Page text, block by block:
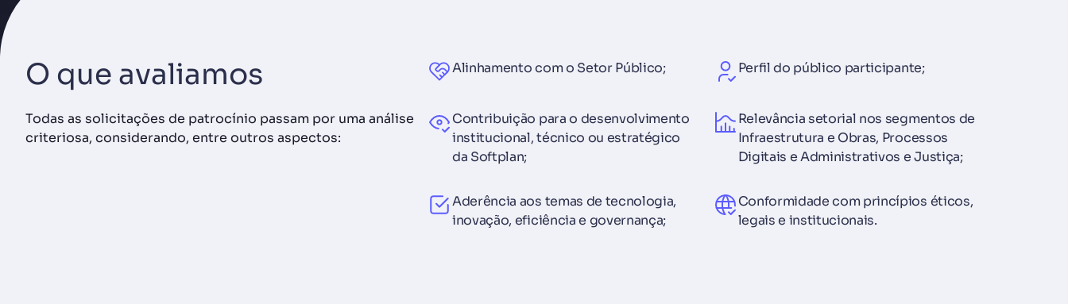
O que avaliamos
Todas as solicitações de patrocínio passam por uma análise
criteriosa, considerando, entre outros aspectos:
Alinhamento com o Setor Público; Perfil do público participante;
Contribuição para o desenvolvimento
institucional, técnico ou estratégico
da Softplan;
Relevância setorial nos segmentos de
Infraestrutura e Obras, Processos
Digitais e Administrativos e Justiça;
Aderência aos temas de tecnologia,
inovação, eficiência e governança;
Conformidade com princípios éticos,
legais e institucionais.